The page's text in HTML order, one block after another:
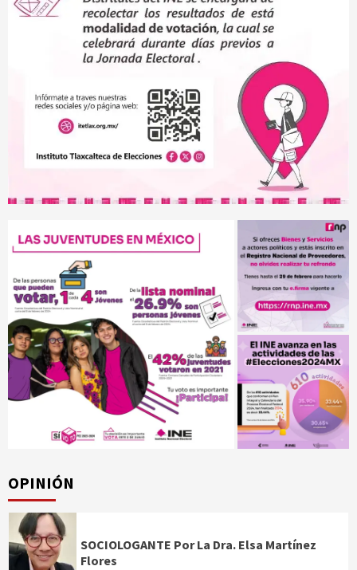
OPINIÓN
SOCIOLOGANTE Por La Dra. Elsa Martínez
Flores